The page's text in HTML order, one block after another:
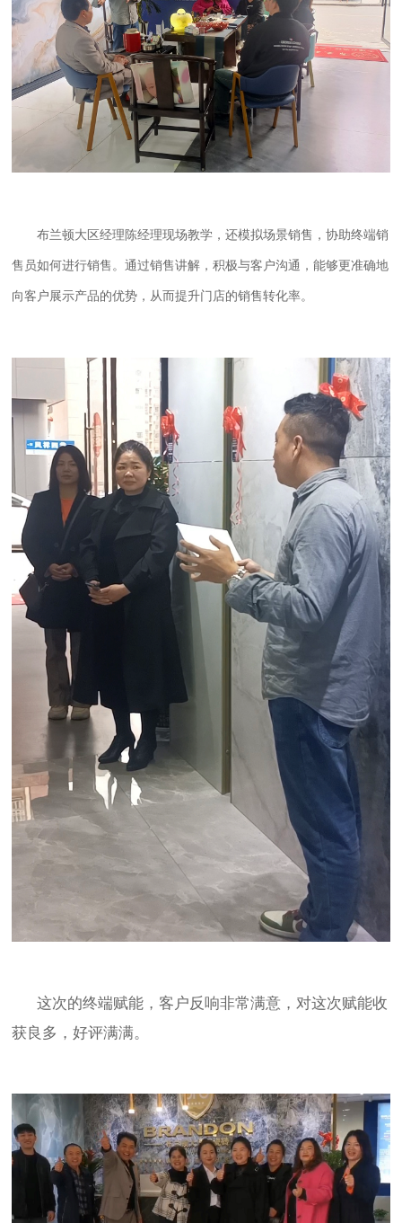
布兰顿大区经理陈经理现场教学，还模拟场景销售，协助终端销
售员如何进行销售。通过销售讲解，积极与客户沟通，能够更准确地
向客户展示产品的优势，从而提升门店的销售转化率。
这次的终端赋能，客户反响非常满意，对这次赋能收
获良多，好评满满。